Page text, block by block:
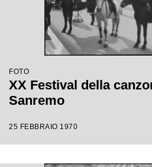
FOTO
XX Festival della
Sanremo
25 FEBBRAIO 1970